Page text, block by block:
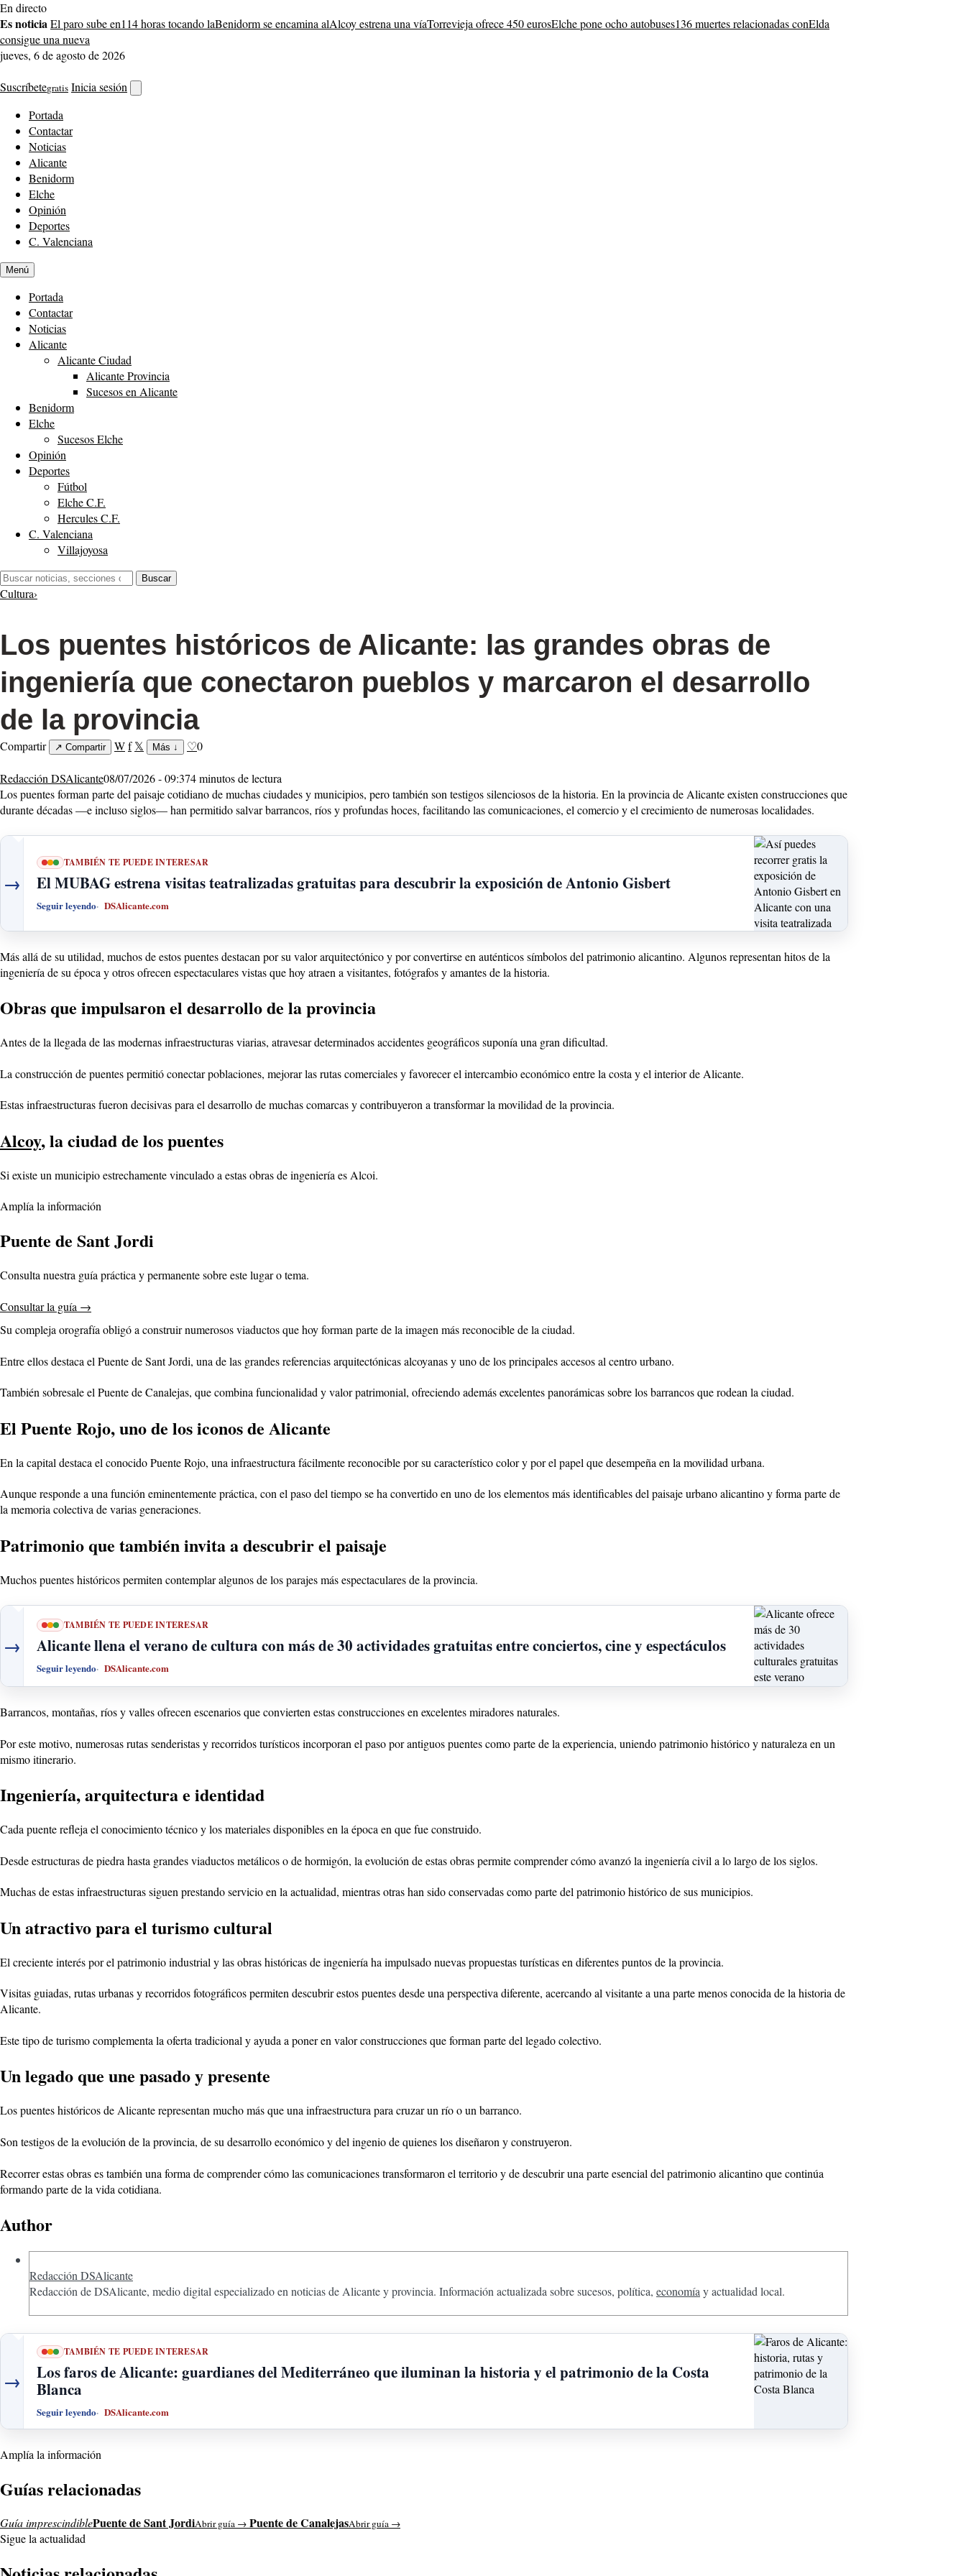
Saltar
al
contenido
En directo
Es noticiaEl paro sube en114 horas tocando laBenidorm se encamina alAlcoy estrena una víaTorrevieja ofrece 450 eurosElche pone ocho autobuses136 muertes relacionadas conElda
consigue una nueva
jueves, 6 de agosto de 2026
Suscríbetegratis Inicia sesión
buscador
Portada
Contactar
Noticias
Alicante
Benidorm
Elche
Opinión
Deportes
C. Valenciana
Menú
Portada
Contactar
Noticias
Alicante
Alicante Ciudad
Alicante Provincia
Sucesos en Alicante
Benidorm
Elche
Sucesos Elche
Opinión
Deportes
Fútbol
Elche C.F.
Hercules C.F.
C. Valenciana
Villajoyosa
Buscar:
Buscar
Cultura›
Los puentes históricos de Alicante: las grandes obras de
ingeniería que conectaron pueblos y marcaron el desarrollo
de la provincia
Compartir ↗ Compartir Wf 𝕏 Más ↓ ♡0
Redacción DSAlicante08/07/2026 - 09:374 minutos de lectura
Los puentes forman parte del paisaje cotidiano de muchas ciudades y municipios, pero también son testigos silenciosos de la historia. En la provincia de Alicante existen construcciones que
durante décadas —e incluso siglos— han permitido salvar barrancos, ríos y profundas hoces, facilitando las comunicaciones, el comercio y el crecimiento de numerosas localidades.
→
TAMBIÉN TE PUEDE INTERESAR
El MUBAG estrena visitas teatralizadas gratuitas para descubrir la exposición de Antonio Gisbert
Seguir leyendo DSAlicante.com
Más allá de su utilidad, muchos de estos puentes destacan por su valor arquitectónico y por convertirse en auténticos símbolos del patrimonio alicantino. Algunos representan hitos de la
ingeniería de su época y otros ofrecen espectaculares vistas que hoy atraen a visitantes, fotógrafos y amantes de la historia.
Obras que impulsaron el desarrollo de la provincia
Antes de la llegada de las modernas infraestructuras viarias, atravesar determinados accidentes geográficos suponía una gran dificultad.
La construcción de puentes permitió conectar poblaciones, mejorar las rutas comerciales y favorecer el intercambio económico entre la costa y el interior de Alicante.
Estas infraestructuras fueron decisivas para el desarrollo de muchas comarcas y contribuyeron a transformar la movilidad de la provincia.
Alcoy, la ciudad de los puentes
Si existe un municipio estrechamente vinculado a estas obras de ingeniería es Alcoi.
Amplía la información
Puente de Sant Jordi
Consulta nuestra guía práctica y permanente sobre este lugar o tema.
Consultar la guía →
Su compleja orografía obligó a construir numerosos viaductos que hoy forman parte de la imagen más reconocible de la ciudad.
Entre ellos destaca el Puente de Sant Jordi, una de las grandes referencias arquitectónicas alcoyanas y uno de los principales accesos al centro urbano.
También sobresale el Puente de Canalejas, que combina funcionalidad y valor patrimonial, ofreciendo además excelentes panorámicas sobre los barrancos que rodean la ciudad.
El Puente Rojo, uno de los iconos de Alicante
En la capital destaca el conocido Puente Rojo, una infraestructura fácilmente reconocible por su característico color y por el papel que desempeña en la movilidad urbana.
Aunque responde a una función eminentemente práctica, con el paso del tiempo se ha convertido en uno de los elementos más identificables del paisaje urbano alicantino y forma parte de
la memoria colectiva de varias generaciones.
Patrimonio que también invita a descubrir el paisaje
Muchos puentes históricos permiten contemplar algunos de los parajes más espectaculares de la provincia.
→
TAMBIÉN TE PUEDE INTERESAR
Alicante llena el verano de cultura con más de 30 actividades gratuitas entre conciertos, cine y espectáculos
Seguir leyendo DSAlicante.com
Barrancos, montañas, ríos y valles ofrecen escenarios que convierten estas construcciones en excelentes miradores naturales.
Por este motivo, numerosas rutas senderistas y recorridos turísticos incorporan el paso por antiguos puentes como parte de la experiencia, uniendo patrimonio histórico y naturaleza en un
mismo itinerario.
Ingeniería, arquitectura e identidad
Cada puente refleja el conocimiento técnico y los materiales disponibles en la época en que fue construido.
Desde estructuras de piedra hasta grandes viaductos metálicos o de hormigón, la evolución de estas obras permite comprender cómo avanzó la ingeniería civil a lo largo de los siglos.
Muchas de estas infraestructuras siguen prestando servicio en la actualidad, mientras otras han sido conservadas como parte del patrimonio histórico de sus municipios.
Un atractivo para el turismo cultural
El creciente interés por el patrimonio industrial y las obras históricas de ingeniería ha impulsado nuevas propuestas turísticas en diferentes puntos de la provincia.
Visitas guiadas, rutas urbanas y recorridos fotográficos permiten descubrir estos puentes desde una perspectiva diferente, acercando al visitante a una parte menos conocida de la historia de
Alicante.
Este tipo de turismo complementa la oferta tradicional y ayuda a poner en valor construcciones que forman parte del legado colectivo.
Un legado que une pasado y presente
Los puentes históricos de Alicante representan mucho más que una infraestructura para cruzar un río o un barranco.
Son testigos de la evolución de la provincia, de su desarrollo económico y del ingenio de quienes los diseñaron y construyeron.
Recorrer estas obras es también una forma de comprender cómo las comunicaciones transformaron el territorio y de descubrir una parte esencial del patrimonio alicantino que continúa
formando parte de la vida cotidiana.
Author
Redacción DSAlicante
Redacción de DSAlicante, medio digital especializado en noticias de Alicante y provincia. Información actualizada sobre sucesos, política, economía y actualidad local.
→
TAMBIÉN TE PUEDE INTERESAR
Los faros de Alicante: guardianes del Mediterráneo que iluminan la historia y el patrimonio de la Costa
Blanca
Seguir leyendo DSAlicante.com
Amplía la información
Guías relacionadas
Guía imprescindiblePuente de Sant JordiAbrir guía → Puente de CanalejasAbrir guía →
Sigue la actualidad